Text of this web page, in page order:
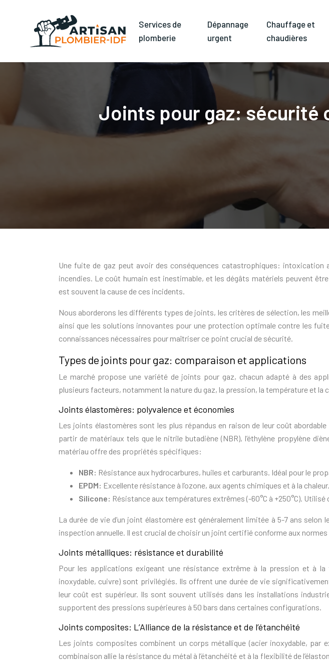
Services de
plomberie
Dépannage
urgent
Chauffage et
chaudières
Joints pour gaz: sécurité
Une fuite de gaz peut avoir des conséquences catastrophiques: intoxication
incendies. Le coût humain est inestimable, et les dégâts matériels peuvent
est souvent la cause de ces incidents.
Nous aborderons les différents types de joints, les critères de sélection, les
ainsi que les solutions innovantes pour une protection optimale contre les
connaissances nécessaires pour maîtriser ce point crucial de sécurité.
Types de joints pour gaz: comparaison et applications
Le marché propose une variété de joints pour gaz, chacun adapté à des
plusieurs facteurs, notamment la nature du gaz, la pression, la température et la
Joints élastomères: polyvalence et économies
Les joints élastomères sont les plus répandus en raison de leur coût
partir de matériaux tels que le nitrile butadiène (NBR), l’éthylène propylène
matériau offre des propriétés spécifiques:
NBR: Résistance aux hydrocarbures, huiles et carburants. Idéal pour le
EPDM: Excellente résistance à l’ozone, aux agents chimiques et à la
Silicone: Résistance aux températures extrêmes (-60°C à +250°C).
La durée de vie d’un joint élastomère est généralement limitée à 5-7 ans
inspection annuelle. Il est crucial de choisir un joint certifié conforme aux normes
Joints métalliques: résistance et durabilité
Pour les applications exigeant une résistance extrême à la pression et à
inoxydable, cuivre) sont privilégiés. Ils offrent une durée de vie
leur coût est supérieur. Ils sont souvent utilisés dans les installations
supportent des pressions supérieures à 50 bars dans certaines configurations.
Joints composites: L’Alliance de la résistance et de l’étanchéité
Les joints composites combinent un corps métallique (acier inoxydable, par
combinaison allie la résistance du métal à l’étanchéité et à la flexibilité de